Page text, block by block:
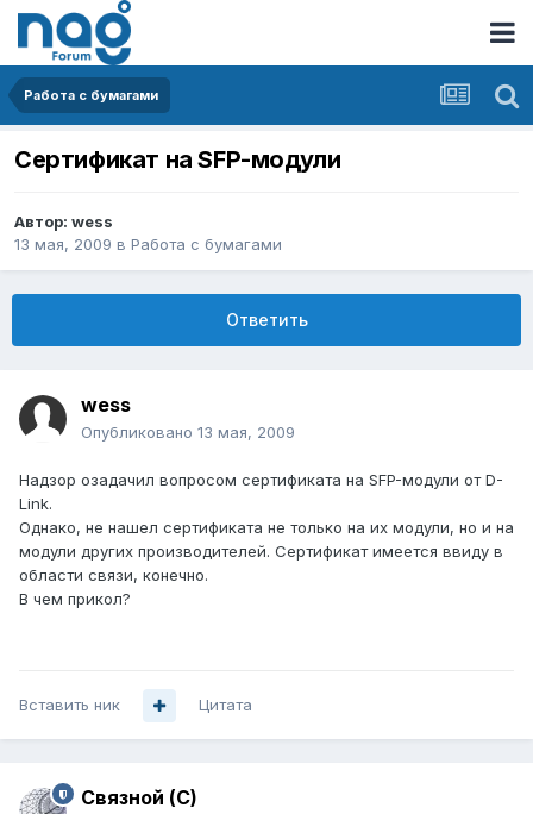
Работа с бумагами
Сертификат на SFP-модули
Автор: wess
13 мая, 2009 в Работа с бумагами
Ответить
wess
Опубликовано 13 мая, 2009
Надзор озадачил вопросом сертификата на SFP-модули от D-
Link.
Однако, не нашел сертификата не только на их модули, но и на
модули других производителей. Сертификат имеется ввиду в
области связи, конечно.
В чем прикол?
Вставить ник Цитата
Связной (С)